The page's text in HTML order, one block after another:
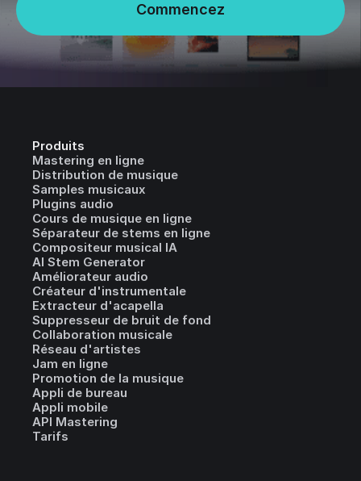
Commencez
Produits
Mastering en ligne
Distribution de musique
Samples musicaux
Plugins audio
Cours de musique en ligne
Séparateur de stems en ligne
Compositeur musical IA
AI Stem Generator
Améliorateur audio
Créateur d'instrumentale
Extracteur d'acapella
Suppresseur de bruit de fond
Collaboration musicale
Réseau d'artistes
Jam en ligne
Promotion de la musique
Appli de bureau
Appli mobile
API Mastering
Tarifs